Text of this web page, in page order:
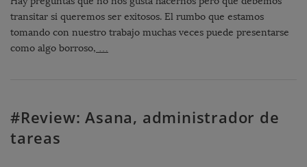
transitar si queremos ser exitosos. El rumbo que estamos
tomando con nuestro trabajo muchas veces puede presentarse
como algo borroso, …
#Review: Asana, administrador de
tareas